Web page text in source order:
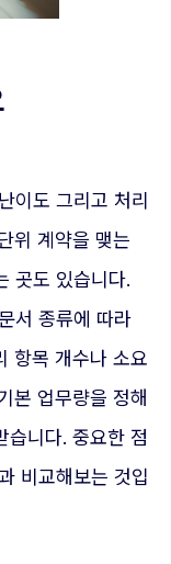
이도 그리고 처리
위 계약을 맺는
곳도 있습니다.
서 종류에 따라
항목 개수나 소요
본 업무량을 정해
습니다. 중요한 점
비교해보는 것입